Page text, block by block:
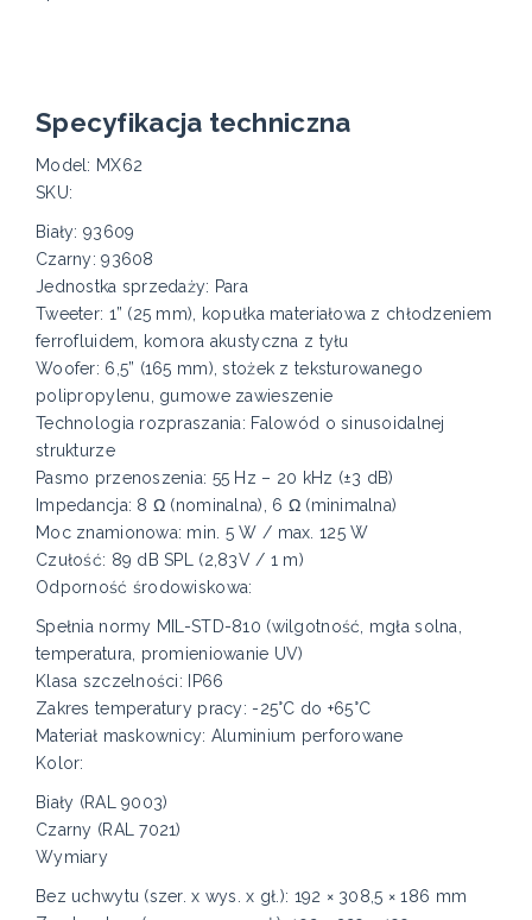
Specyfikacja techniczna
Model: MX62
SKU:
Biały: 93609
Czarny: 93608
Jednostka sprzedaży: Para
Tweeter: 1” (25 mm), kopułka materiałowa z chłodzeniem
ferrofluidem, komora akustyczna z tyłu
Woofer: 6,5” (165 mm), stożek z teksturowanego
polipropylenu, gumowe zawieszenie
Technologia rozpraszania: Falowód o sinusoidalnej
strukturze
Pasmo przenoszenia: 55 Hz – 20 kHz (±3 dB)
Impedancja: 8 Ω (nominalna), 6 Ω (minimalna)
Moc znamionowa: min. 5 W / max. 125 W
Czułość: 89 dB SPL (2,83V / 1 m)
Odporność środowiskowa:
Spełnia normy MIL-STD-810 (wilgotność, mgła solna,
temperatura, promieniowanie UV)
Klasa szczelności: IP66
Zakres temperatury pracy: -25°C do +65°C
Materiał maskownicy: Aluminium perforowane
Kolor:
Biały (RAL 9003)
Czarny (RAL 7021)
Wymiary
Bez uchwytu (szer. x wys. x gł.): 192 × 308,5 × 186 mm